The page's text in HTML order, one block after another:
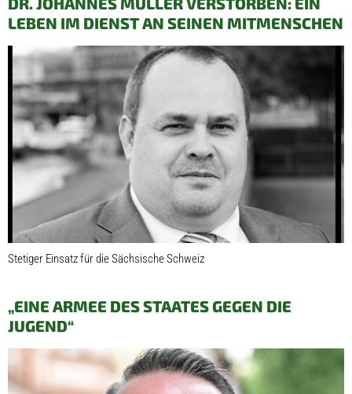
LEBEN IM DIENST AN SEINEN MITMENSCHEN
Stetiger Einsatz für die Sächsische Schweiz
„EINE ARMEE DES STAATES GEGEN DIE
JUGEND“